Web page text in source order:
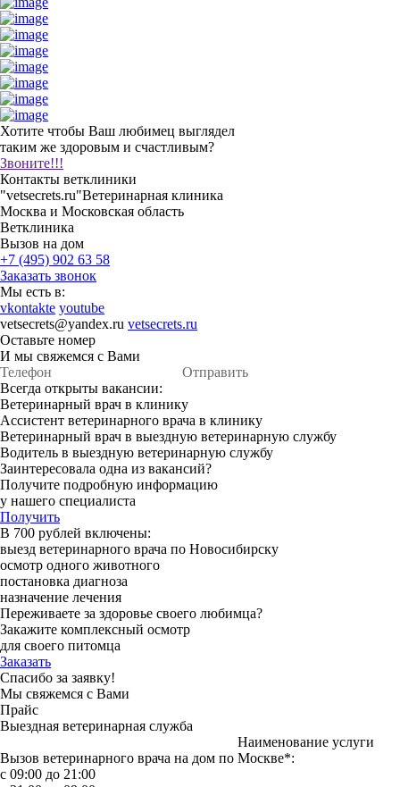
Хотите чтобы Ваш любимец выглядел
таким же здоровым и счастливым?
Звоните!!!
Контакты ветклиники
"vetsecrets.ru"Ветеринарная клиника
Москва и Московская область
Ветклиника
Вызов на дом
+7 (495) 902 63 58
Заказать звонок
Мы есть в:
vkontakte youtube
vetsecrets@yandex.ru vetsecrets.ru
Оставьте номер
И мы свяжемся с Вами
Отправить
Всегда открыты вакансии:
Ветеринарный врач в клинику
Ассистент ветеринарного врача в клинику
Ветеринарный врач в выездную ветеринарную службу
Водитель в выездную ветеринарную службу
Заинтересовала одна из вакансий?
Получите подробную информацию
у нашего специалиста
Получить
В 700 рублей включены:
выезд ветеринарного врача по Новосибирску
осмотр одного животного
постановка диагноза
назначение лечения
Переживаете за здоровье своего любимца?
Закажите комплексный осмотр
для своего питомца
Заказать
Спасибо за заявку!
Мы свяжемся с Вами
Прайс
Выездная ветеринарная служба
Наименование услуги
Вызов ветеринарного врача на дом по Москве*:
с 09:00 до 21:00